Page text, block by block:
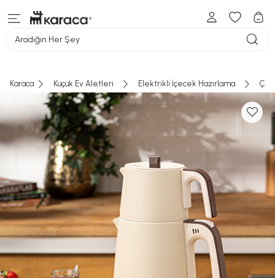
Aradığın Her Şey
Karaca Küçük Ev Aletleri Elektrikli İçecek Hazırlama